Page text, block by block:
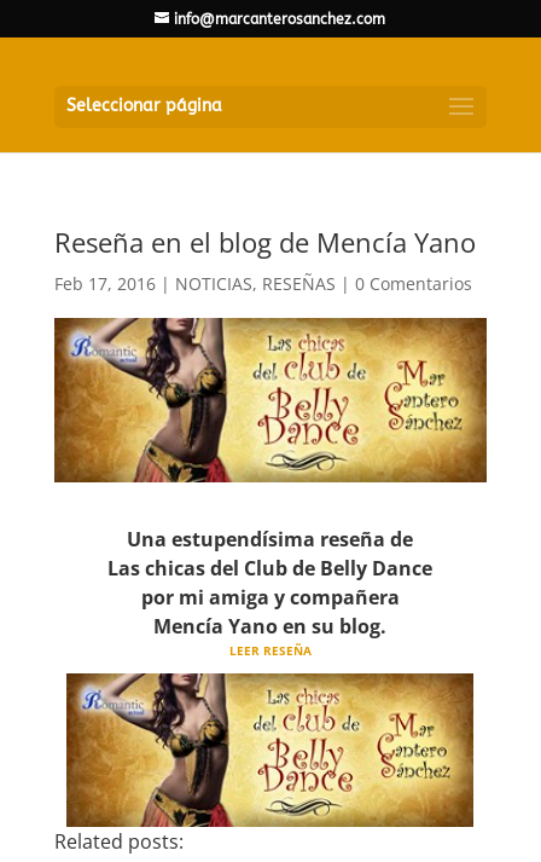
info@marcanterosanchez.com
Seleccionar página
Reseña en el blog de Mencía Yano
Feb 17, 2016| NOTICIAS, RESEÑAS | 0 Comentarios
Una estupendísima reseña de
Las chicas del Club de Belly Dance
por mi amiga y compañera
Mencía Yanoen su blog.
LEER RESEÑA
Related posts: